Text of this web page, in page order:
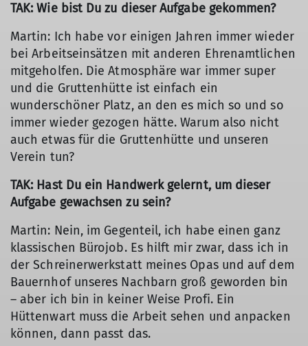
TAK: Wie bist Du zu dieser Aufgabe gekommen?
Martin: Ich habe vor einigen Jahren immer wieder
bei Arbeitseinsätzen mit anderen Ehrenamtlichen
mitgeholfen. Die Atmosphäre war immer super
und die Gruttenhütte ist einfach ein
wunderschöner Platz, an den es mich so und so
immer wieder gezogen hätte. Warum also nicht
auch etwas für die Gruttenhütte und unseren
Verein tun?
TAK: Hast Du ein Handwerk gelernt, um dieser
Aufgabe gewachsen zu sein?
Martin: Nein, im Gegenteil, ich habe einen ganz
klassischen Bürojob. Es hilft mir zwar, dass ich in
der Schreinerwerkstatt meines Opas und auf dem
Bauernhof unseres Nachbarn groß geworden bin
– aber ich bin in keiner Weise Profi. Ein
Hüttenwart muss die Arbeit sehen und anpacken
können, dann passt das.